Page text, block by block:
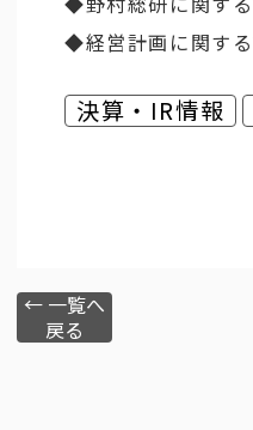
◆経営計画に関す
決算・IR情報
← 一覧へ
戻る